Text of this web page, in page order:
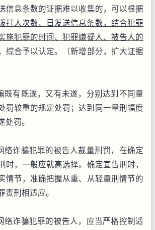
信息条数的证据难以收集的，可以根据
打人次数、日发送信息条数，结合犯罪
施犯罪的时间、犯罪嫌疑人、被告人的
综合予以认定。（新增部分，扩大证据
既有既遂，又有未遂，分别达到不同量
罚较重的规定处罚；达到同一量刑幅度
处罚。
络诈骗犯罪的被告人裁量刑罚，在确定
时，一般应就高选择。确定宣告刑时，
情节，准确把握从重、从轻量刑情节的
责刑相适应。
络诈骗犯罪的被告人，应当严格控制适